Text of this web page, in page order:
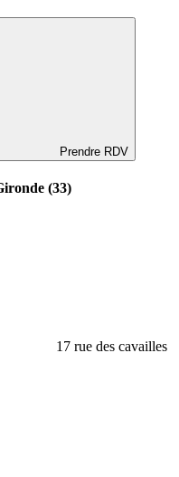
Prendre RDV
(33)
17 rue des cavailles